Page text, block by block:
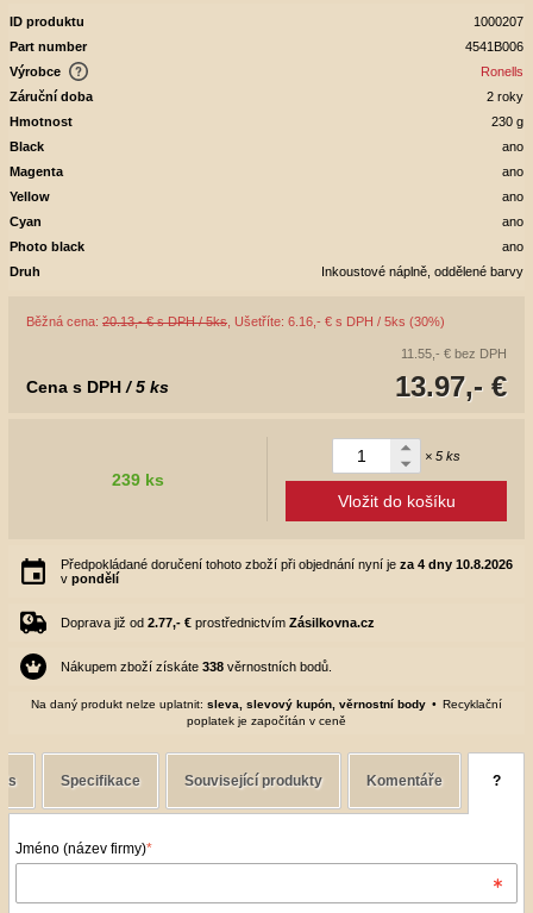
ID produktu
1000207
Part number
4541B006
Výrobce
Ronells
Záruční doba
2 roky
Hmotnost
230 g
Black
ano
Magenta
ano
Yellow
ano
Cyan
ano
Photo black
ano
Druh
Inkoustové náplně, oddělené barvy
Běžná cena: 20.13,- € s DPH / 5ks , Ušetříte: 6.16,- € s DPH / 5ks (30%)
11.55,- € bez DPH
13.97,- €
Cena s DPH/ 5 ks
239 ks
× 5 ks
Vložit do košíku
Předpokládané doručení tohoto zboží při objednání nyní je za 4 dny 10.8.2026
v pondělí
Doprava již od 2.77,- € prostřednictvím Zásilkovna.cz
Nákupem zboží získáte 338 věrnostních bodů.
Na daný produkt nelze uplatnit: sleva, slevový kupón, věrnostní body
Recyklační
poplatek je započítán v ceně
Specifikace Související produkty Komentáře ?
Jméno (název firmy)*